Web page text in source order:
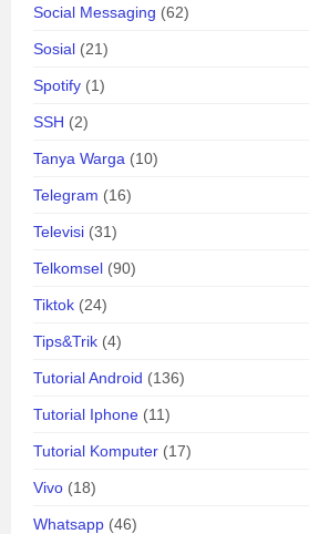
Social Messaging (62)
Sosial (21)
Spotify (1)
SSH (2)
Tanya Warga (10)
Telegram (16)
Televisi (31)
Telkomsel (90)
Tiktok (24)
Tips&Trik (4)
Tutorial Android (136)
Tutorial Iphone (11)
Tutorial Komputer (17)
Vivo (18)
Whatsapp (46)